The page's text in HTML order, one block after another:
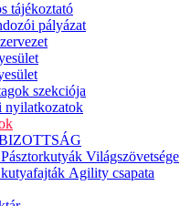
tájékoztató
pályázat
szekciója
nyilatkozatok
Világszövetsége
Agility csapata